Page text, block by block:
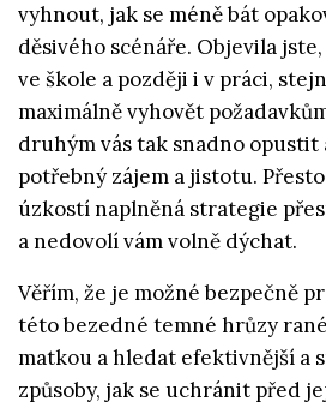
vyhnout, jak se méně bát
děsivého scénáře. Objevila
ve škole a později i v práci,
maximálně vyhovět
druhým vás tak snadno opustit
potřebný zájem a jistotu.
úzkostí naplněná strategie
a nedovolí vám volně dýchat.
Věřím, že je možné bezpečně
této bezedné temné hrůzy
matkou a hledat efektivnější a
způsoby, jak se uchránit před